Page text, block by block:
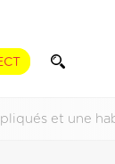
et une